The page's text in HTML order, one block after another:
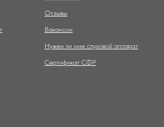
Отзывы
Вакансии
Нужен ли мне слуховой аппарат
Сертификат СФР